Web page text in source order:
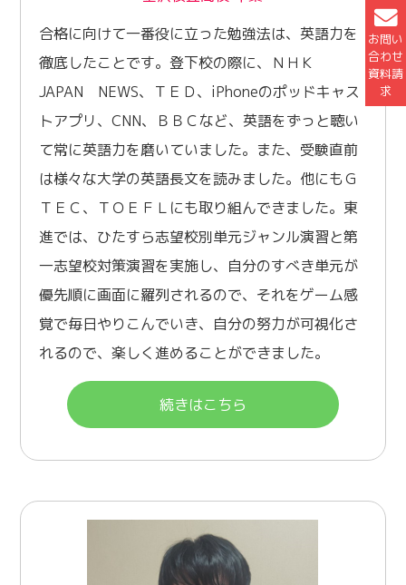
お問い
合わせ
資料請
求
合格に向けて一番役に立った勉強法は、英語力を
徹底したことです。登下校の際に、ＮＨＫ
JAPAN NEWS、ＴＥＤ、iPhoneのポッドキャス
トアプリ、CNN、ＢＢＣなど、英語をずっと聴い
て常に英語力を磨いていました。また、受験直前
は様々な大学の英語長文を読みました。他にもＧ
ＴＥＣ、ＴＯＥＦＬにも取り組んできました。東
進では、ひたすら志望校別単元ジャンル演習と第
一志望校対策演習を実施し、自分のすべき単元が
優先順に画面に羅列されるので、それをゲーム感
覚で毎日やりこんでいき、自分の努力が可視化さ
れるので、楽しく進めることができました。
続きはこちら